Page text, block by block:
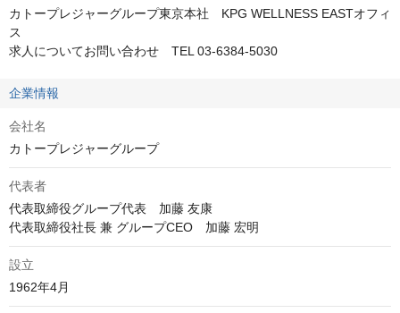
カトープレジャーグループ東京本社　KPG WELLNESS EASTオフィ
ス
求人についてお問い合わせ　TEL 03-6384-5030
企業情報
会社名
カトープレジャーグループ
代表者
代表取締役グループ代表　加藤 友康
代表取締役社長 兼 グループCEO　加藤 宏明
設立
1962年4月